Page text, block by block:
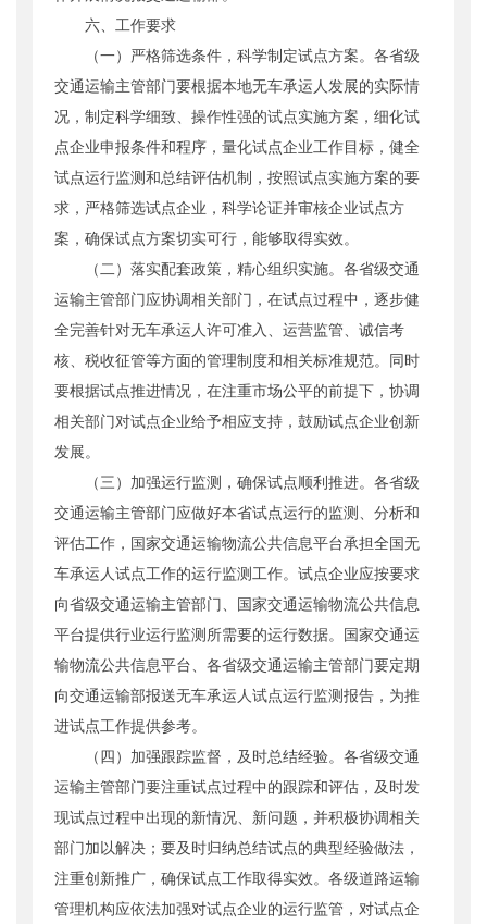
六、工作要求
（一）严格筛选条件，科学制定试点方案。各省级
交通运输主管部门要根据本地无车承运人发展的实际情
况，制定科学细致、操作性强的试点实施方案，细化试
点企业申报条件和程序，量化试点企业工作目标，健全
试点运行监测和总结评估机制，按照试点实施方案的要
求，严格筛选试点企业，科学论证并审核企业试点方
案，确保试点方案切实可行，能够取得实效。
（二）落实配套政策，精心组织实施。各省级交通
运输主管部门应协调相关部门，在试点过程中，逐步健
全完善针对无车承运人许可准入、运营监管、诚信考
核、税收征管等方面的管理制度和相关标准规范。同时
要根据试点推进情况，在注重市场公平的前提下，协调
相关部门对试点企业给予相应支持，鼓励试点企业创新
发展。
（三）加强运行监测，确保试点顺利推进。各省级
交通运输主管部门应做好本省试点运行的监测、分析和
评估工作，国家交通运输物流公共信息平台承担全国无
车承运人试点工作的运行监测工作。试点企业应按要求
向省级交通运输主管部门、国家交通运输物流公共信息
平台提供行业运行监测所需要的运行数据。国家交通运
输物流公共信息平台、各省级交通运输主管部门要定期
向交通运输部报送无车承运人试点运行监测报告，为推
进试点工作提供参考。
（四）加强跟踪监督，及时总结经验。各省级交通
运输主管部门要注重试点过程中的跟踪和评估，及时发
现试点过程中出现的新情况、新问题，并积极协调相关
部门加以解决；要及时归纳总结试点的典型经验做法，
注重创新推广，确保试点工作取得实效。各级道路运输
管理机构应依法加强对试点企业的运行监管，对试点企